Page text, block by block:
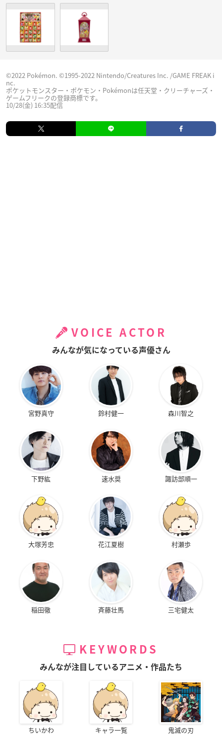
©2022 Pokémon. ©1995-2022 Nintendo/Creatures Inc. /GAME FREAK i
nc.
ポケットモンスター・ポケモン・Pokémonは任天堂・クリーチャーズ・
ゲームフリークの登録商標です。
10/28(金) 16:35配信
VOICE ACTOR
みんなが気になっている声優さん
宮野真守 鈴村健一 森川智之
下野紘 速水奨 諏訪部順一
大塚芳忠 花江夏樹 村瀬歩
稲田徹 斉藤壮馬 三宅健太
KEYWORDS
みんなが注目しているアニメ・作品たち
ちいかわ キャラ一覧 鬼滅の刃